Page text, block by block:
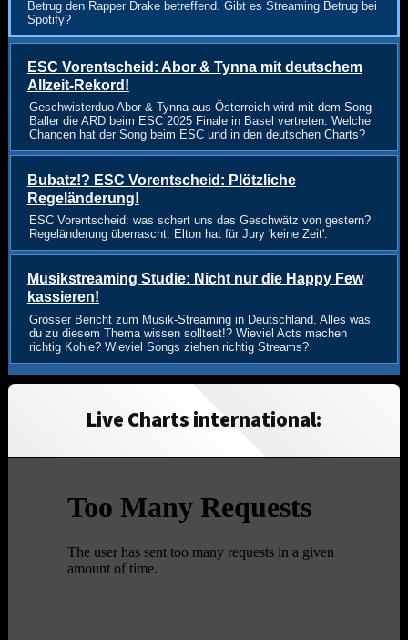
Betrug den Rapper Drake betreffend. Gibt es Streaming Betrug bei
Spotify?
ESC Vorentscheid: Abor & Tynna mit deutschem
Allzeit-Rekord!
Geschwisterduo Abor & Tynna aus Österreich wird mit dem Song
Baller die ARD beim ESC 2025 Finale in Basel vertreten. Welche
Chancen hat der Song beim ESC und in den deutschen Charts?
Bubatz!? ESC Vorentscheid: Plötzliche
Regeländerung!
ESC Vorentscheid: was schert uns das Geschwätz von gestern?
Regeländerung überrascht. Elton hat für Jury 'keine Zeit'.
Musikstreaming Studie: Nicht nur die Happy Few
kassieren!
Grosser Bericht zum Musik-Streaming in Deutschland. Alles was
du zu diesem Thema wissen solltest!? Wieviel Acts machen
richtig Kohle? Wieviel Songs ziehen richtig Streams?
Live Charts international: